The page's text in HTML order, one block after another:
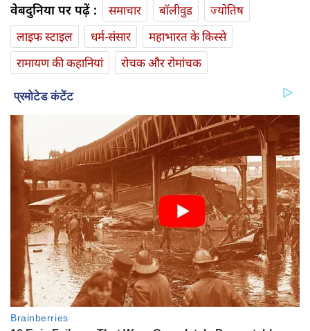
वेबदुनिया पर पढ़ें : समाचार बॉलीवुड
ज्योतिष
लाइफ स्‍टाइल
धर्म-संसार
महाभारत के किस्से
रामायण की कहानियां
रोचक और रोमांचक